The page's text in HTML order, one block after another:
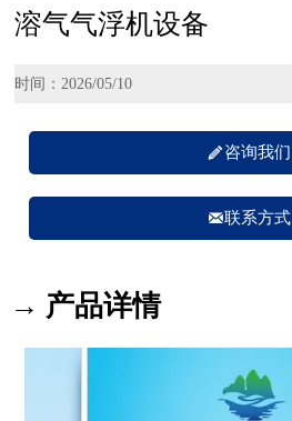
溶气气浮机设备
时间：2026/05/10
咨询我们
联系方式
→ 产品详情